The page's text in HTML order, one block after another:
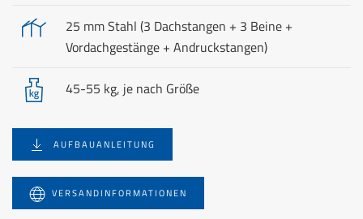
25 mm Stahl (3 Dachstangen + 3 Beine +
Vordachgestänge + Andruckstangen)
45-55 kg, je nach Größe
AUFBAUANLEITUNG
VERSANDINFORMATIONEN